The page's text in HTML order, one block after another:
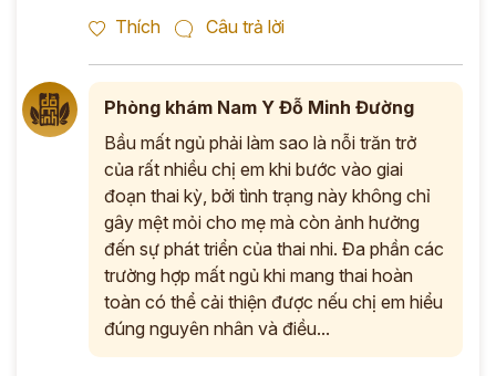
Thích Câu trả lời
Phòng khám Nam Y Đỗ Minh Đường
Bầu mất ngủ phải làm sao là nỗi trăn trở
của rất nhiều chị em khi bước vào giai
đoạn thai kỳ, bởi tình trạng này không chỉ
gây mệt mỏi cho mẹ mà còn ảnh hưởng
đến sự phát triển của thai nhi. Đa phần các
trường hợp mất ngủ khi mang thai hoàn
toàn có thể cải thiện được nếu chị em hiểu
đúng nguyên nhân và điều...